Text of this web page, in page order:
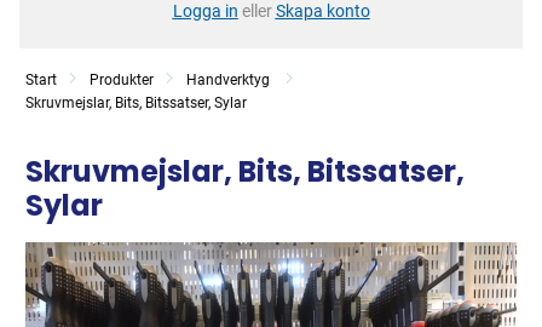
Logga in ellerSkapa konto
Start Produkter
Handverktyg
Skruvmejslar, Bits, Bitssatser, Sylar
Skruvmejslar, Bits, Bitssatser,
Sylar